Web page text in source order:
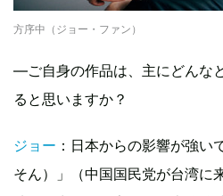
方序中（ジョー・ファン）
—ご自身の作品は、主にどんな
ると思いますか？
ジョー ：日本からの影響が強い
そん）」（中国国民党が台湾に